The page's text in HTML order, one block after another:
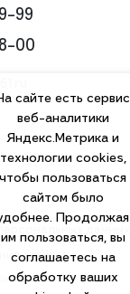
данных
сookies
развития
99
00
сайте есть сервис
веб-аналитики
Яндекс.Метрика и
технологии cookies,
чтобы пользоваться
сайтом было
Продолжая
им пользоваться, вы
соглашаетесь на
обработку ваших